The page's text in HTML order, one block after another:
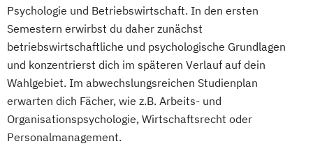
Psychologie und Betriebswirtschaft. In den ersten
Semestern erwirbst du daher zunächst
betriebswirtschaftliche und psychologische Grundlagen
und konzentrierst dich im späteren Verlauf auf dein
Wahlgebiet. Im abwechslungsreichen Studienplan
erwarten dich Fächer, wie z.B. Arbeits- und
Organisationspsychologie, Wirtschaftsrecht oder
Personalmanagement.